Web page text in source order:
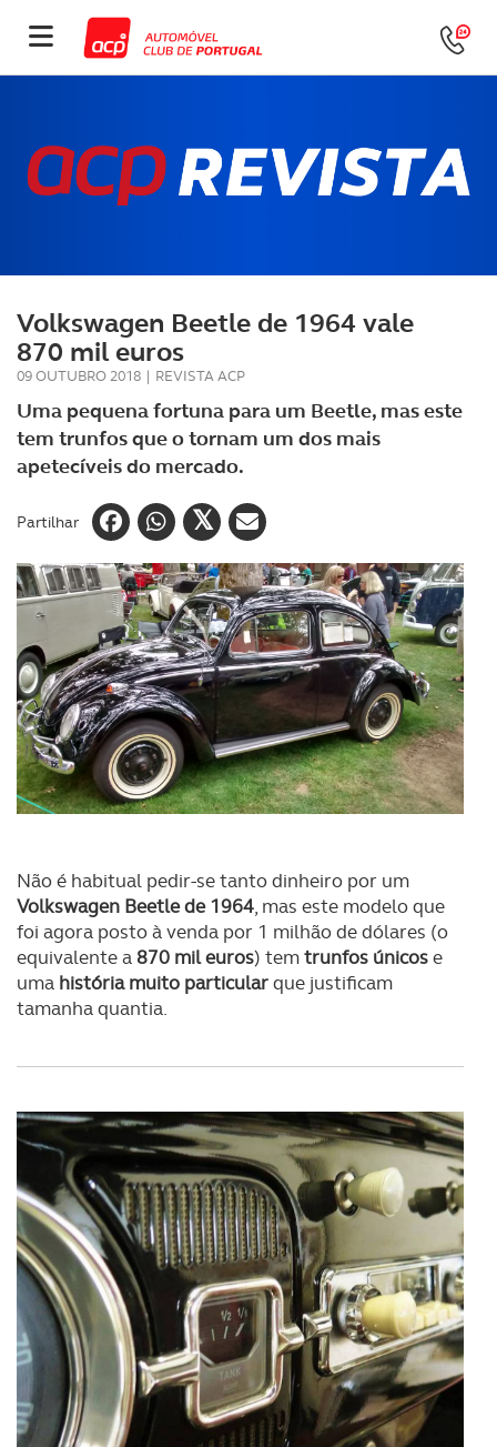
Volkswagen Beetle de 1964 vale
870 mil euros
09 OUTUBRO 2018 | REVISTA ACP
Uma pequena fortuna para um Beetle, mas este
tem trunfos que o tornam um dos mais
apetecíveis do mercado.
Partilhar
Não é habitual pedir-se tanto dinheiro por um
Volkswagen Beetle de 1964, mas este modelo que
foi agora posto à venda por 1 milhão de dólares (o
equivalente a 870 mil euros) temtrunfos únicose
uma história muito particularque justificam
tamanha quantia.